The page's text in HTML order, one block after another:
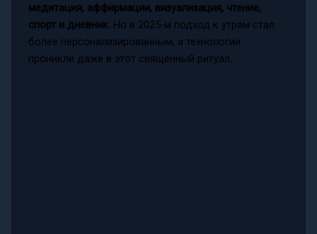
медитация, аффирмации, визуализация, чтение,
спорт и дневник. Но в 2025-м подход к утрам стал
более персонализированным, а технологии
проникли даже в этот священный ритуал.